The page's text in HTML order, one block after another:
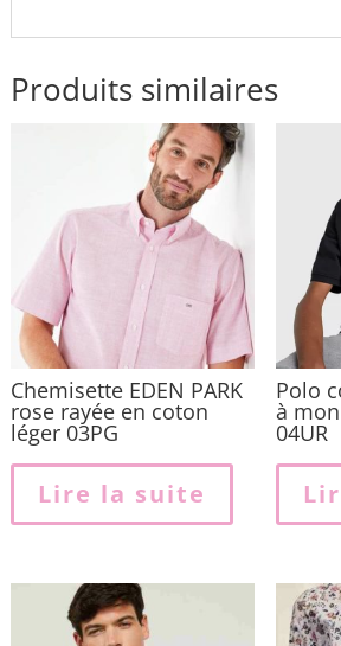
Produits similaires
Chemisette EDEN PARK
rose rayée en coton
léger 03PG
Lire la suite
Polo
à
04UR